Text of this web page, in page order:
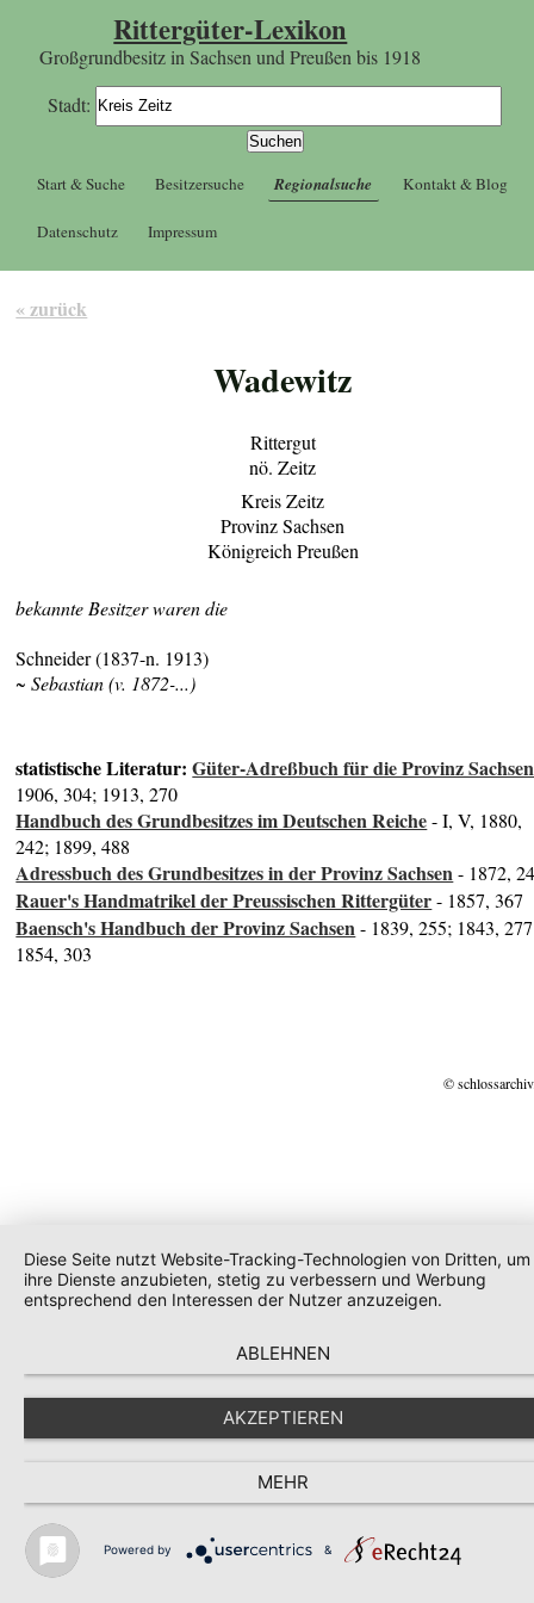
Rittergüter-Lexikon
Großgrundbesitz in Sachsen und Preußen bis 1918
Stadt:
Start & Suche Besitzersuche Regionalsuche Kontakt & Blog
Datenschutz Impressum
« zurück
Wadewitz
Rittergut
nö. Zeitz
Kreis Zeitz
Provinz Sachsen
Königreich Preußen
bekannte Besitzer waren die
Schneider (1837-n. 1913)
~ Sebastian (v. 1872-...)
statistische Literatur:Güter-Adreßbuch für die Provinz Sachsen
1906, 304; 1913, 270
Handbuch des Grundbesitzes im Deutschen Reiche- I, V, 1880,
242; 1899, 488
Adressbuch des Grundbesitzes in der Provinz Sachsen- 1872,
Rauer's Handmatrikel der Preussischen Rittergüter- 1857, 367
Baensch's Handbuch der Provinz Sachsen- 1839, 255; 1843,
1854, 303
©
Diese Seite nutzt Website-Tracking-Technologien von Dritten, um
ihre Dienste anzubieten, stetig zu verbessern und Werbung
entsprechend den Interessen der Nutzer anzuzeigen.
ABLEHNEN
AKZEPTIEREN
MEHR
Powered by &